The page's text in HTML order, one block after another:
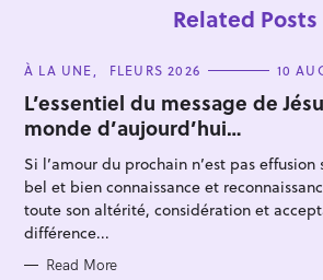
Related Posts
C
T
E
G
O
R
I
E
S
À LA UNE FLEURS 2026 10
L’essentiel du message de
monde d’aujourd’hui…
Si l’amour du prochain n’est pas
bel et bien connaissance et
toute son altérité, considération et
différence...
Read More